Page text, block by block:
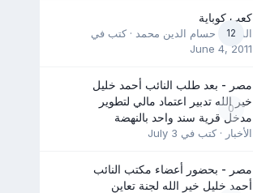
12
كعب كوباية
المدرب حسام الدين محمد · كتب في
June 4, 2011
0
مصر - بعد طلب النائب أحمد خليل
خير الله تدبير اعتماد مالي لتطوير
مدخل قرية سند واحد بالنهضة
الأخبار · كتب في July 3
مصر - بحضور أعضاء مكتب النائب
أحمد خليل خير الله لجنة تعاين